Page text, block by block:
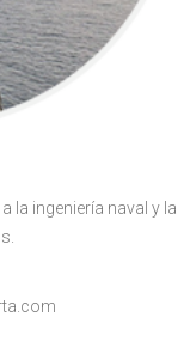
la ingeniería naval y la